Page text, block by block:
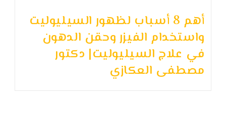
أهم 8 أسباب لظهور السيليوليت
واستخدام الفيزر وحقن الدهون
في علاج السيليوليت| دكتور
مصطفى العكازي